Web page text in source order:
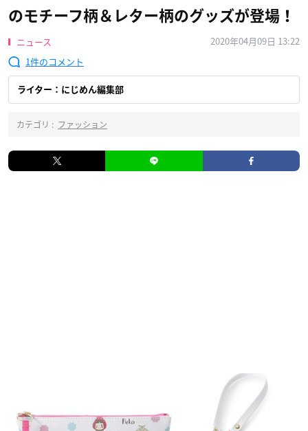
のモチーフ柄＆レター柄のグッズが登場！
ニュース
2020年04月09日 13:22
1
ライター：にじめん編集部
カテゴリ : ファッション